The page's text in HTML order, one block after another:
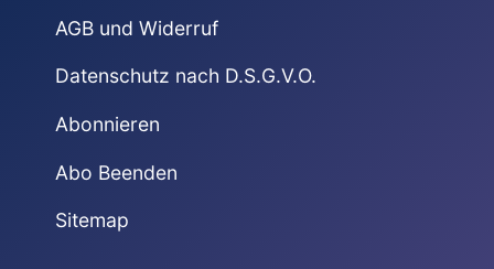
AGB und Widerruf
Datenschutz nach D.S.G.V.O.
Abonnieren
Abo Beenden
Sitemap